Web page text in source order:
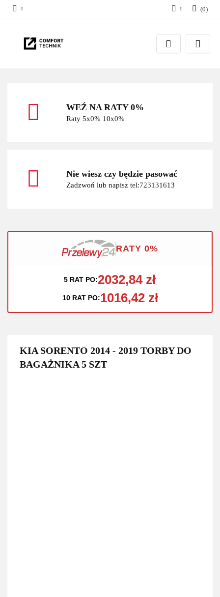
Zaloguj się
Zarejestruj się
(0)
WEŹ NA RATY 0%
Raty 5x0% 10x0%
Nie wiesz czy będzie pasować
Zadzwoń lub napisz tel:723131613
RATY 0%
5 RAT PO:2032,84 zł
10 RAT PO:1016,42 zł
KIA SORENTO 2014 - 2019 TORBY DO
BAGAŻNIKA 5 SZT